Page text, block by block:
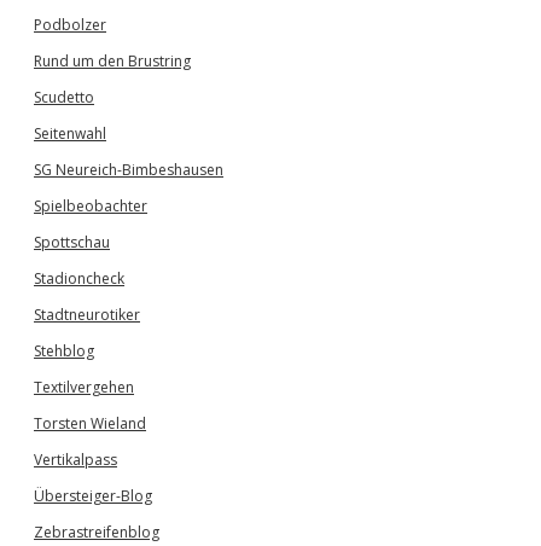
Podbolzer
Rund um den Brustring
Scudetto
Seitenwahl
SG Neureich-Bimbeshausen
Spielbeobachter
Spottschau
Stadioncheck
Stadtneurotiker
Stehblog
Textilvergehen
Torsten Wieland
Vertikalpass
Übersteiger-Blog
Zebrastreifenblog